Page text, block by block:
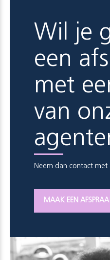
Wil je
een
met
van
Neem dan contact met
MAAK EEN